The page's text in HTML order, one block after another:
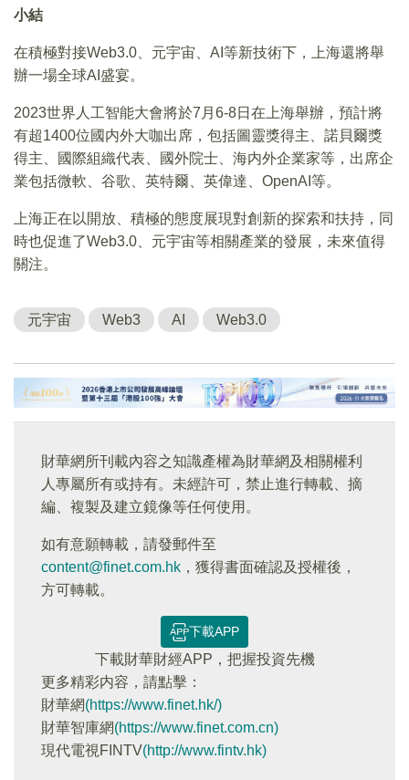
小結
在積極對接Web3.0、元宇宙、AI等新技術下，上海還將舉
辦一場全球AI盛宴。
2023世界人工智能大會將於7月6-8日在上海舉辦，預計將
有超1400位國内外大咖出席，包括圖靈獎得主、諾貝爾獎
得主、國際組織代表、國外院士、海内外企業家等，出席企
業包括微軟、谷歌、英特爾、英偉達、OpenAI等。
上海正在以開放、積極的態度展現對創新的探索和扶持，同
時也促進了Web3.0、元宇宙等相關產業的發展，未來值得
關注。
元宇宙 Web3 AI Web3.0
財華網所刊載內容之知識產權為財華網及相關權利
人專屬所有或持有。未經許可，禁止進行轉載、摘
編、複製及建立鏡像等任何使用。
如有意願轉載，請發郵件至
content@finet.com.hk ，獲得書面確認及授權後，
方可轉載。
下載APP
下載財華財經APP，把握投資先機
更多精彩内容，請點擊：
財華網(https://www.finet.hk/)
財華智庫網(https://www.finet.com.cn)
現代電視FINTV(http://www.fintv.hk)